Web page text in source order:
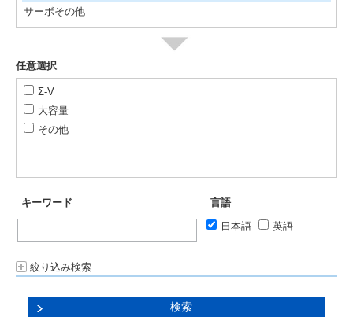
サーボその他
任意選択
Σ-V
大容量
その他
キーワード
言語
日本語
英語
絞り込み検索